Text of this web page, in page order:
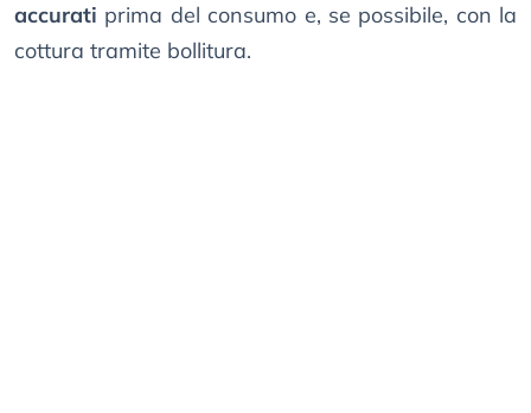
accurati prima del consumo e, se possibile, con la
cottura tramite bollitura.